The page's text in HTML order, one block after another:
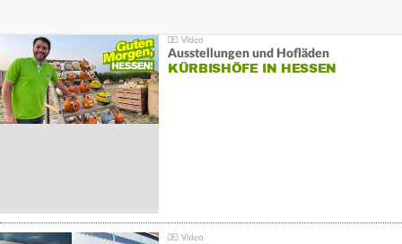
Ausstellungen und Hofläden
KÜRBISHÖFE IN HESSEN